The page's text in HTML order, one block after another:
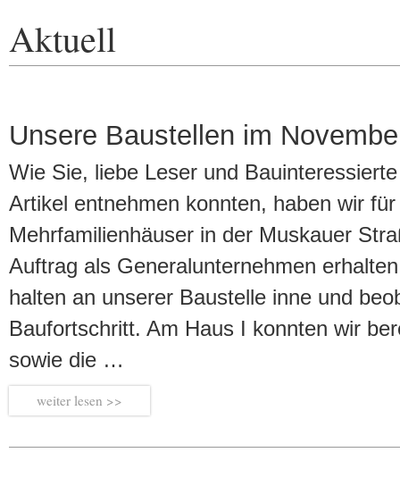
Aktuell
Unsere Baustellen im
Wie Sie, liebe Leser und
Artikel entnehmen konnten, haben wir
Mehrfamilienhäuser in der Muskauer
Auftrag als Generalunternehmen
halten an unserer Baustelle inne und
Baufortschritt. Am Haus I konnten wir
sowie die …
weiter